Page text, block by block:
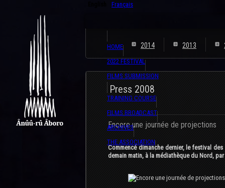
Français
HOME
2022 FESTIVAL
FILMS SUBMISSION
TRAINING COURSE
FILMS BROADCAST
ARCHIVES
THE ASSOCIATION
2014 2013
Press 2008
Encore une journée de projections
Commencé dimanche dernier, le festival
demain matin, à la médiathèque du Nord,